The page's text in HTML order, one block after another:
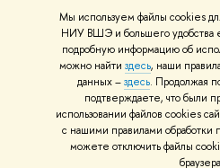
Мы используем файлы cookies
НИУ ВШЭ и большего удобства
подробную информацию об
можно найти здесь, наши
данных –здесь. Продолжая
подтверждаете, что были
использовании файлов cookies
с нашими правилами обработки
можете отключить файлы
Людям с ограниченными
Единая платежная страница
Работа в Вышке
© НИУ ВШЭ 1993–2026 Адреса и
материалов Политика
Шрифты HSE Sans и HSE Slab